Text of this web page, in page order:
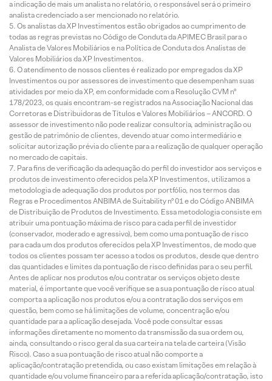
a indicação de mais um analista no relatório, o responsável será o primeiro
analista credenciado a ser mencionado no relatório.
Os analistas da XP Investimentos estão obrigados ao cumprimento de
todas as regras previstas no Código de Conduta da APIMEC Brasil para o
Analista de Valores Mobiliários e na Política de Conduta dos Analistas de
Valores Mobiliários da XP Investimentos.
O atendimento de nossos clientes é realizado por empregados da XP
Investimentos ou por assessores de investimento que desempenham suas
atividades por meio da XP, em conformidade com a Resolução CVM nº
178/2023, os quais encontram-se registrados na Associação Nacional das
Corretoras e Distribuidoras de Títulos e Valores Mobiliários – ANCORD. O
assessor de investimento não pode realizar consultoria, administração ou
gestão de patrimônio de clientes, devendo atuar como intermediário e
solicitar autorização prévia do cliente para a realização de qualquer operação
no mercado de capitais.
Para fins de verificação da adequação do perfil do investidor aos serviços e
produtos de investimento oferecidos pela XP Investimentos, utilizamos a
metodologia de adequação dos produtos por portfólio, nos termos das
Regras e Procedimentos ANBIMA de Suitability nº 01 e do Código ANBIMA
de Distribuição de Produtos de Investimento. Essa metodologia consiste em
atribuir uma pontuação máxima de risco para cada perfil de investidor
(conservador, moderado e agressivo), bem como uma pontuação de risco
para cada um dos produtos oferecidos pela XP Investimentos, de modo que
todos os clientes possam ter acesso a todos os produtos, desde que dentro
das quantidades e limites da pontuação de risco definidas para o seu perfil.
Antes de aplicar nos produtos e/ou contratar os serviços objeto deste
material, é importante que você verifique se a sua pontuação de risco atual
comporta a aplicação nos produtos e/ou a contratação dos serviços em
questão, bem como se há limitações de volume, concentração e/ou
quantidade para a aplicação desejada. Você pode consultar essas
informações diretamente no momento da transmissão da sua ordem ou,
ainda, consultando o risco geral da sua carteira na tela de carteira (Visão
Risco). Caso a sua pontuação de risco atual não comporte a
aplicação/contratação pretendida, ou caso existam limitações em relação à
quantidade e/ou volume financeiro para a referida aplicação/contratação, isto